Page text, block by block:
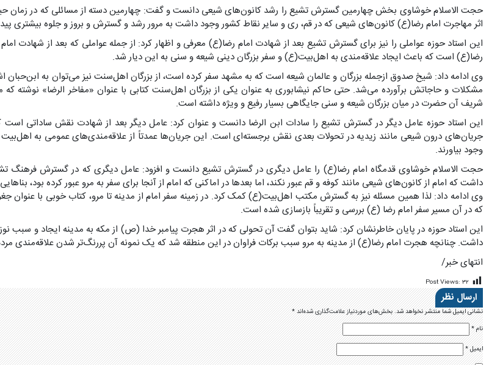
حجت الاسلام خوشاوی بخش چهارمین گسترش تشیع را رشد کانون‌های شیعی دانست و گفت: چهارمین دسته از مسائلی که در زمان
اثر مهاجرت امام رضا(ع) کانون‌های شیعی که در قم، ری و سایر نقاط کشور وجود داشت به مرور رشد و گسترش و بروز و جلوه بیشتری
این استاد حوزه عواملی را نیز برای گسترش تشیع بعد از شهادت امام رضا(ع) معرفی و اظهار کرد: از جمله عواملی که بعد از
رضا(ع) است که باعث ایجاد علاقه‌مندی به اهل‌بیت(ع) و سفر بزرگان دینی شیعه و سنی به این دیار شد.
وی ادامه داد: شیخ صدوق ازجمله بزرگان و عالمان شیعه است که به مشهد سفر کرده است، از بزرگان اهل‌سنت نیز می‌توان به
مشکلات و حاجاتش برآورده می‌شد. حتی حاکم نیشابوری به عنوان یکی از بزرگان اهل‌سنت کتابی با عنوان «مفاخر الرضا» نوشته
شریف آن حضرت در میان بزرگان شیعه و سنی جایگاهی بسیار رفیع و ویژه داشته است.
این استاد حوزه عامل دیگر در گسترش تشیع را سادات ابن الرضا دانست و عنوان کرد: عامل دیگر بعد از شهادت نقش ساداتی
جریان‌های درون شیعی مانند زیدیه در تحولات بعدی نقش برجسته‌ای است. این جریان‌ها عمدتاً از علاقه‌مندی‌های عمومی به
وجود بیاورند.
حجت الاسلام خوشاوی قدمگاه امام رضا(ع) را عامل دیگری در گسترش تشیع دانست و افزود: عامل دیگری که در گسترش فرهنگ
داشت که امام از کانون‌های شیعی مانند کوفه و قم عبور نکند، اما بعدها در اماکنی که امام از آنجا برای سفر به مرو عبور کرده بود،
وی ادامه داد: لذا همین مسئله نیز به گسترش مکتب اهل‌بیت(ع) کمک کرد. در زمینه سفر امام از مدینه تا مرو، کتاب خوبی با عنوان
که در آن مسیر سفر امام رضا (ع) بررسی و تقریباً بازسازی شده است.
این استاد حوزه در پایان خاطرنشان کرد: شاید بتوان گفت آن تحولی که در اثر هجرت پیامبر خدا (ص) از مکه به مدینه ایجاد و
داشت. چنانچه هجرت امام رضا(ع) از مدینه به مرو سبب برکات فراوان در این منطقه شد که یک نمونه آن پررنگ‌تر شدن علاقه‌مندی
انتهای خبر/
Post Views: ۳۲
ارسال نظر
نشانی ایمیل شما منتشر نخواهد شد.بخش‌های موردنیاز علامت‌گذاری شده‌اند*
نام*
ایمیل*